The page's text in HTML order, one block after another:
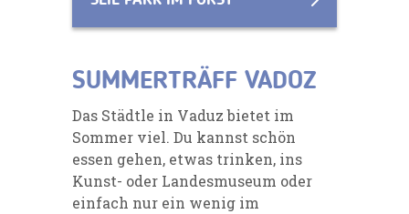
SUMMERTRÄFF VADOZ
Das Städtle in Vaduz bietet im
Sommer viel. Du kannst schön
essen gehen, etwas trinken, ins
Kunst- oder Landesmuseum oder
einfach nur ein wenig im